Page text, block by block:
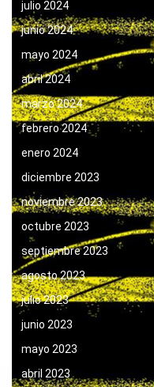
julio 2024
junio 2024
mayo 2024
abril 2024
marzo 2024
febrero 2024
enero 2024
diciembre 2023
noviembre 2023
octubre 2023
septiembre 2023
agosto 2023
julio 2023
junio 2023
mayo 2023
abril 2023